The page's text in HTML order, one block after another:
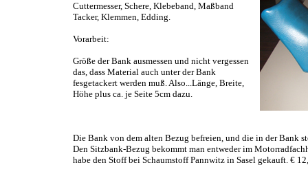
Cuttermesser, Schere, Klebeband, Maßband
Tacker, Klemmen, Edding.
Vorarbeit:
Größe der Bank ausmessen und nicht vergessen
das, dass Material auch unter der Bank
fesgetackert werden muß. Also...Länge, Breite,
Höhe plus ca. je Seite 5cm dazu.
Die Bank von dem alten Bezug befreien, und die in der Bank
Den Sitzbank-Bezug bekommt man entweder im
habe den Stoff bei Schaumstoff Pannwitz in Sasel gekauft. €